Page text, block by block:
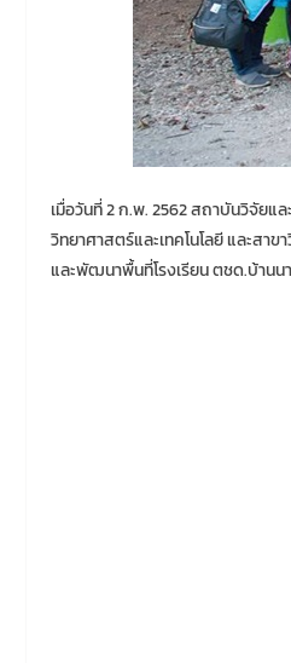
เมื่อวันที่ 2 ก.พ. 2562 สถาบันวิจัยแ
วิทยาศาสตร์และเทคโนโลยี และส
และพัฒนาพื้นที่โรงเรียน ตชด.บ้านน